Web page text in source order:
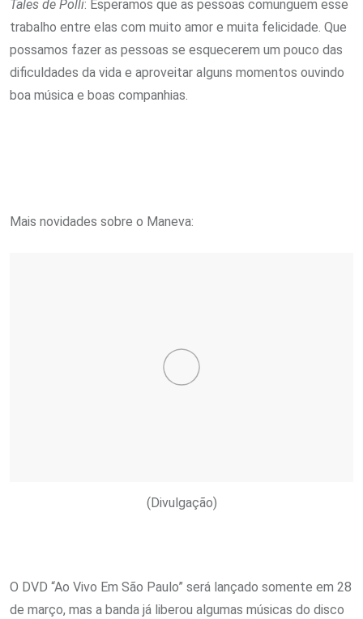
Tales de Polli: Esperamos que as pessoas comunguem esse
trabalho entre elas com muito amor e muita felicidade. Que
possamos fazer as pessoas se esquecerem um pouco das
dificuldades da vida e aproveitar alguns momentos ouvindo
boa música e boas companhias.
Mais novidades sobre o Maneva:
(Divulgação)
O DVD “Ao Vivo Em São Paulo” será lançado somente em 28
de março, mas a banda já liberou algumas músicas do disco